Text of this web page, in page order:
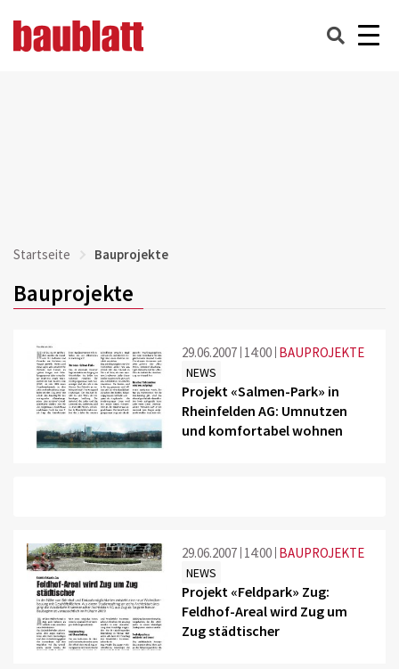
Startseite Bauprojekte
Bauprojekte
29.06.2007 14:00 BAUPROJEKTE
NEWS
Projekt «Salmen-Park» in
Rheinfelden AG: Umnutzen
und komfortabel wohnen
29.06.2007 14:00 BAUPROJEKTE
NEWS
Projekt «Feldpark» Zug:
Feldhof-Areal wird Zug um
Zug städtischer